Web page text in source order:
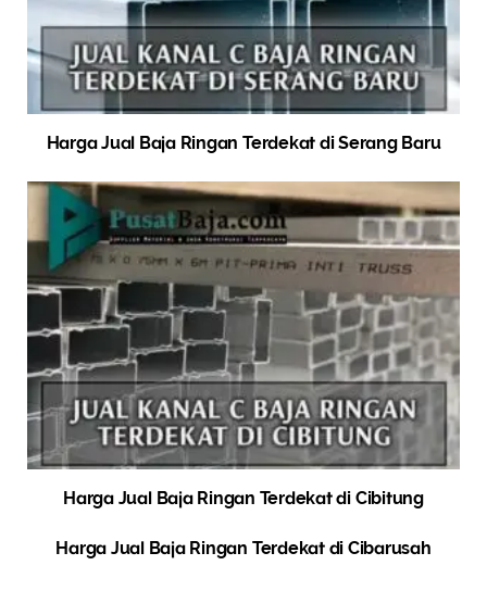
Harga Jual Baja Ringan Terdekat di Serang Baru
Harga Jual Baja Ringan Terdekat di Cibitung
Harga Jual Baja Ringan Terdekat di Cibarusah